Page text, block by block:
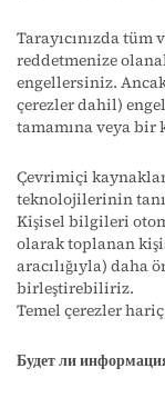
Tarayıcınızda
reddetmenize
engellersiniz.
çerezler dahil)
tamamına veya bir
Çevrimiçi
teknolojilerinin
Kişisel bilgileri
olarak toplanan
aracılığıyla)
birleştirebiliriz.
Temel çerezler
Будет ли